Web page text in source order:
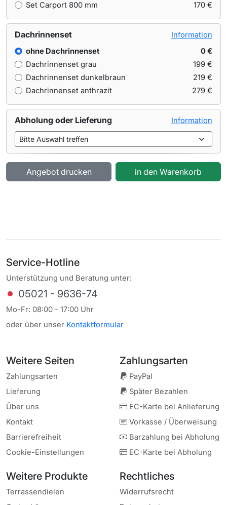
Set Carport 800 mm
170 €
Dachrinnenset
Information
ohne Dachrinnenset
0 €
Dachrinnenset grau
199 €
Dachrinnenset dunkelbraun
219 €
Dachrinnenset anthrazit
279 €
Abholung oder Lieferung Information
Angebot drucken in den Warenkorb
Service-Hotline
Unterstützung und Beratung unter:
05021 - 9636-74
Mo-Fr: 08:00 - 17:00 Uhr
oder über unser Kontaktformular
Weitere Seiten
Zahlungsarten
Lieferung
Über uns
Kontakt
Barrierefreiheit
Cookie-Einstellungen
Zahlungsarten
PayPal
Später Bezahlen
EC-Karte bei Anlieferung
Vorkasse / Überweisung
Barzahlung bei Abholung
EC-Karte bei Abholung
Weitere Produkte
Terrassendielen
Rechtliches
Widerrufsrecht